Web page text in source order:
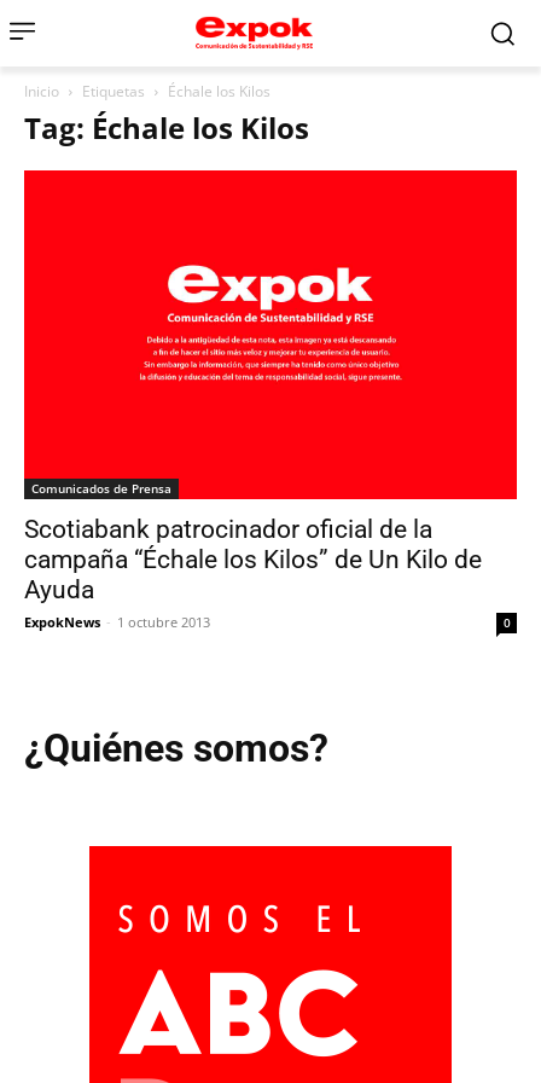
Inicio Etiquetas Échale los Kilos
Tag: Échale los Kilos
Comunicados de Prensa
Scotiabank patrocinador oficial de la
campaña “Échale los Kilos” de Un Kilo de
Ayuda
ExpokNews - 1 octubre 2013 0
¿Quiénes somos?